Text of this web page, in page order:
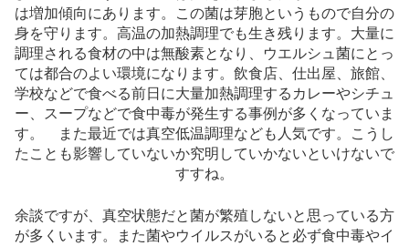
は増加傾向にあります。この菌は芽胞というもので自分の
身を守ります。高温の加熱調理でも生き残ります。大量に
調理される食材の中は無酸素となり、ウエルシュ菌にとっ
ては都合のよい環境になります。飲食店、仕出屋、旅館、
学校などで食べる前日に大量加熱調理するカレーやシチュ
ー、スープなどで食中毒が発生する事例が多くなっていま
す。 また最近では真空低温調理なども人気です。こうし
たことも影響していないか究明していかないといけないで
すすね。
余談ですが、真空状態だと菌が繁殖しないと思っている方
が多くいます。また菌やウイルスがいると必ず食中毒やイ